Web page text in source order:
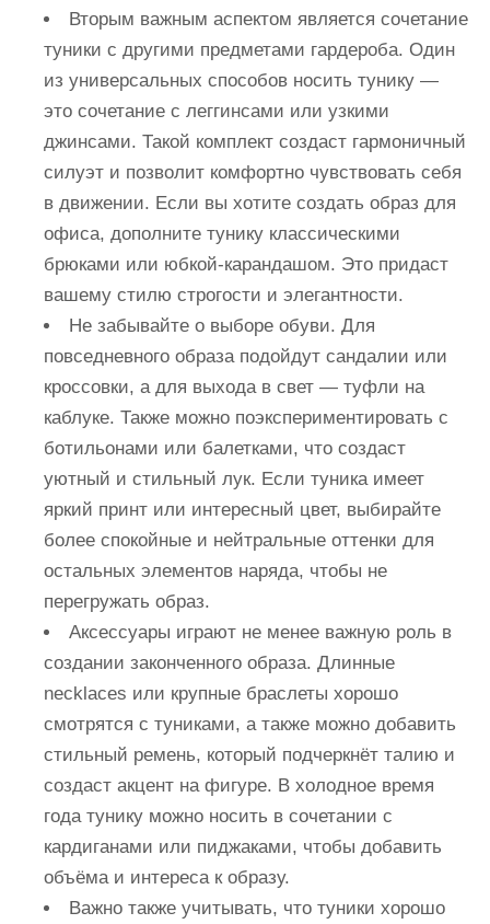
Вторым важным аспектом является сочетание
туники с другими предметами гардероба. Один
из универсальных способов носить тунику —
это сочетание с леггинсами или узкими
джинсами. Такой комплект создаст гармоничный
силуэт и позволит комфортно чувствовать себя
в движении. Если вы хотите создать образ для
офиса, дополните тунику классическими
брюками или юбкой-карандашом. Это придаст
вашему стилю строгости и элегантности.
Не забывайте о выборе обуви. Для
повседневного образа подойдут сандалии или
кроссовки, а для выхода в свет — туфли на
каблуке. Также можно поэкспериментировать с
ботильонами или балетками, что создаст
уютный и стильный лук. Если туника имеет
яркий принт или интересный цвет, выбирайте
более спокойные и нейтральные оттенки для
остальных элементов наряда, чтобы не
перегружать образ.
Аксессуары играют не менее важную роль в
создании законченного образа. Длинные
necklaces или крупные браслеты хорошо
смотрятся с туниками, а также можно добавить
стильный ремень, который подчеркнёт талию и
создаст акцент на фигуре. В холодное время
года тунику можно носить в сочетании с
кардиганами или пиджаками, чтобы добавить
объёма и интереса к образу.
Важно также учитывать, что туники хорошо